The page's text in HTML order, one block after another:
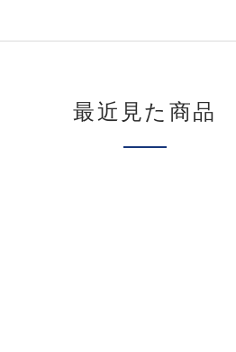
最近見た商品